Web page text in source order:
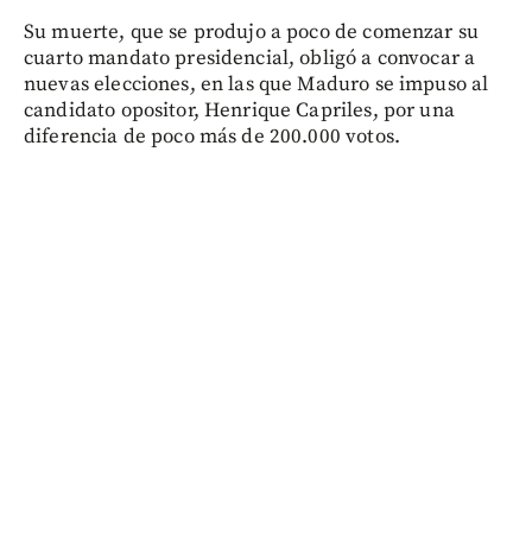
Su muerte, que se produjo a poco de comenzar su
cuarto mandato presidencial, obligó a convocar a
nuevas elecciones, en las que Maduro se impuso al
candidato opositor, Henrique Capriles, por una
diferencia de poco más de 200.000 votos.